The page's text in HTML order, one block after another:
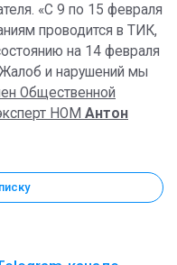
«С 9 по 15 февраля
проводится в ТИК,
на 14 февраля
и нарушений мы
Общественной
НОМ Антон